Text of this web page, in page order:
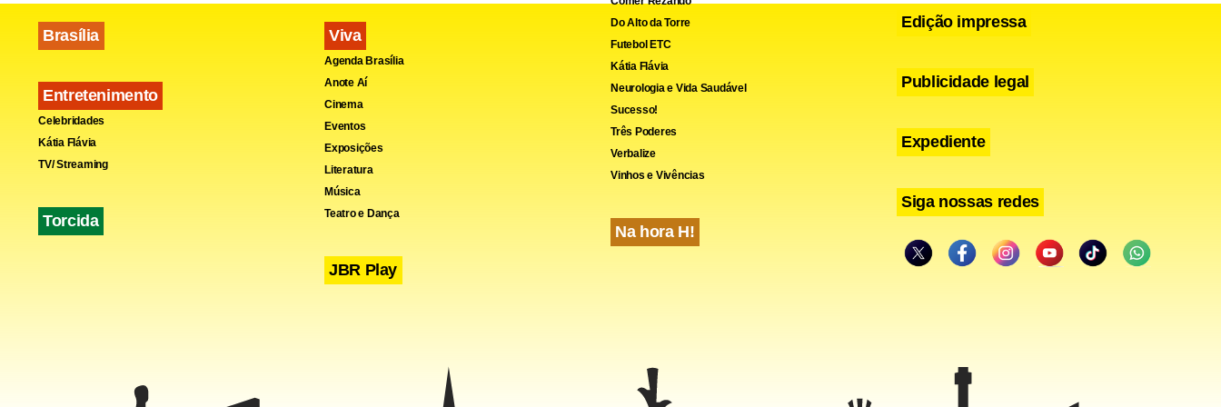
Kunduz, nesta terça-feira, incluindo uma nova sede da polícia e a prisão. A Cruz
Brasília
Entretenimento
Celebridades
Kátia Flávia
TV/ Streaming
Torcida
Viva
Agenda Brasília
Anote Aí
Cinema
Eventos
Exposições
Literatura
Música
Teatro e Dança
JBR Play
Do Alto da Torre
Futebol ETC
Kátia Flávia
Neurologia e Vida Saudável
Sucesso!
Três Poderes
Verbalize
Vinhos e Vivências
Na hora H!
Edição impressa
Publicidade legal
Expediente
Siga nossas redes